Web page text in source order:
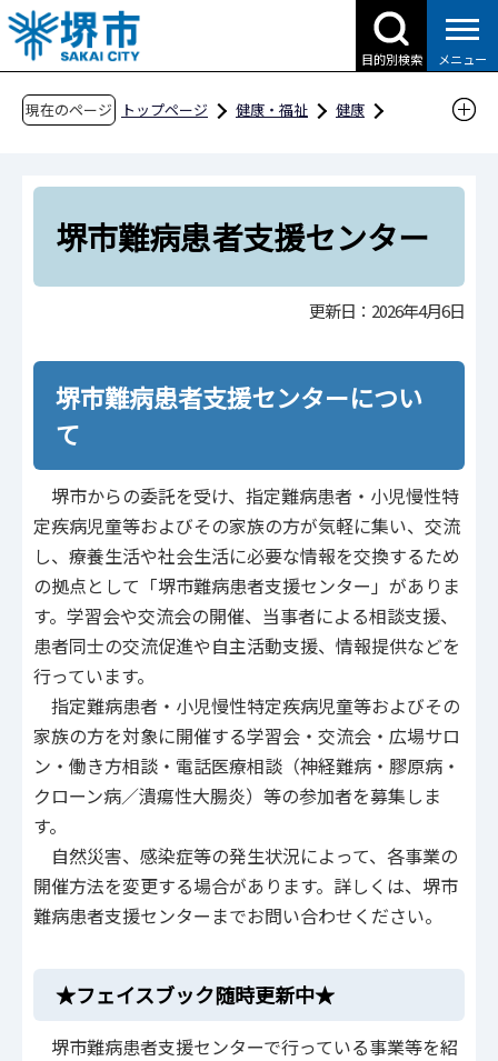
こ
の
ペ
目的別検索 メニュー
現在のページ トップページ 健康・福祉
健康
堺市難病患者支援センター
堺市難病患者支援センター
更新日：2026年4月6日
堺市難病患者支援センターについ
て
堺市からの委託を受け、指定難病患者・小児慢性特
定疾病児童等およびその家族の方が気軽に集い、交流
し、療養生活や社会生活に必要な情報を交換するため
の拠点として「堺市難病患者支援センター」がありま
す。学習会や交流会の開催、当事者による相談支援、
患者同士の交流促進や自主活動支援、情報提供などを
行っています。
指定難病患者・小児慢性特定疾病児童等およびその
家族の方を対象に開催する学習会・交流会・広場サロ
ン・働き方相談・電話医療相談（神経難病・膠原病・
クローン病／潰瘍性大腸炎）等の参加者を募集しま
す。
自然災害、感染症等の発生状況によって、各事業の
開催方法を変更する場合があります。詳しくは、堺市
難病患者支援センターまでお問い合わせください。
★フェイスブック随時更新中★
堺市難病患者支援センターで行っている事業等を紹